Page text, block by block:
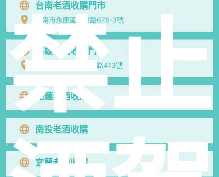
台南老酒收購門市
台南市永康區中華路676-3號
高雄老酒收購門市
高雄市前鎮區三多二路413號
花蓮老酒收購
南投老酒收購
宜蘭老酒收購
禁止